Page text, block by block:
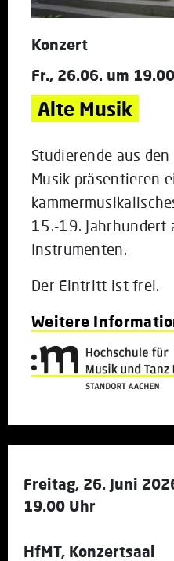
Konzert
Fr., 26.06. um
Alte Musik
Studierende aus
Musik präsentieren
15.-19.
Instrumenten.
Der Eintritt ist frei.
Weitere
Freitag, 26. Juni
19.00 Uhr
HfMT, Konzertsaal